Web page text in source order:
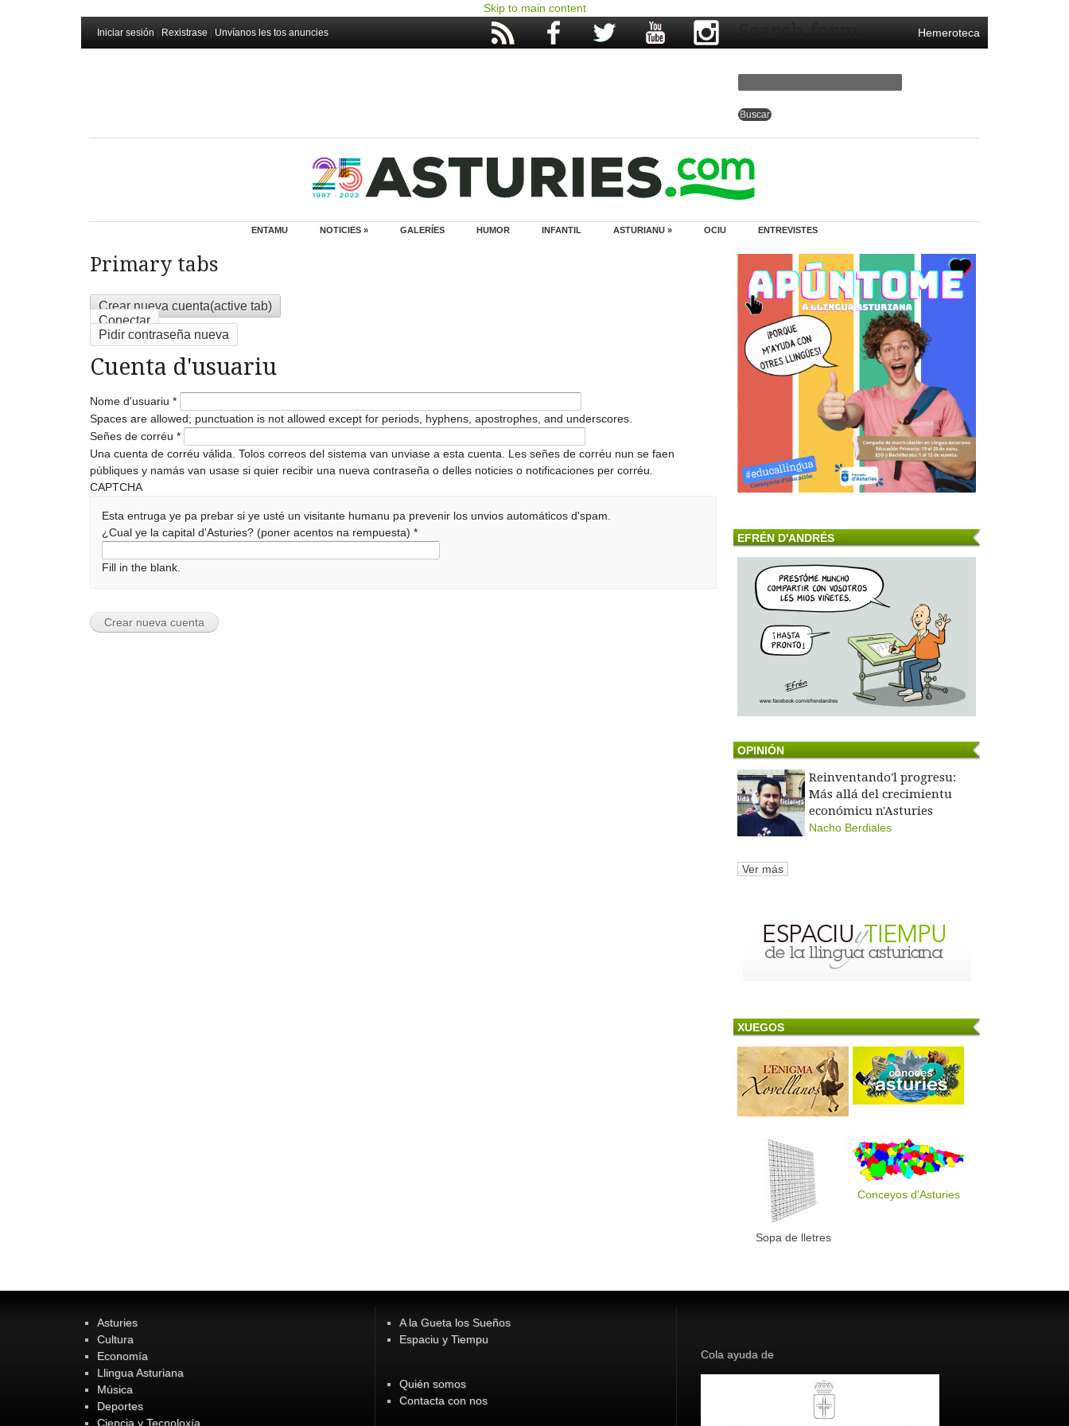
Skip to main content
Iniciar sesión Rexistrase Unvíanos les tos anuncies Hemeroteca
Search form
ENTAMU NOTICIES » GALERÍES HUMOR INFANTIL ASTURIANU » OCIU ENTREVISTES
Primary tabs
Crear nueva cuenta(active tab)
Conectar
Pidir contraseña nueva
Cuenta d'usuariu
Nome d'usuariu *
Spaces are allowed; punctuation is not allowed except for periods, hyphens, apostrophes, and underscores.
Señes de corréu *
Una cuenta de corréu válida. Tolos correos del sistema van unviase a esta cuenta. Les señes de corréu nun se faen
públiques y namás van usase si quier recibir una nueva contraseña o delles noticies o notificaciones per corréu.
CAPTCHA
Esta entruga ye pa prebar si ye usté un visitante humanu pa prevenir los unvios automáticos d'spam.
¿Cual ye la capital d'Asturies? (poner acentos na rempuesta)*
Fill in the blank.
EFRÉN D'ANDRÉS
OPINIÓN
Reinventando'l progresu:
Más allá del crecimientu
económicu n'Asturies
Nacho Berdiales
Ver más
XUEGOS
Sopa de lletres
Conceyos d'Asturies
Asturies
Cultura
Economía
Llingua Asturiana
Música
Deportes
Ciencia y Tecnoloxía
A la Gueta los Sueños
Espaciu y Tiempu
Quién somos
Contacta con nos
Cola ayuda de